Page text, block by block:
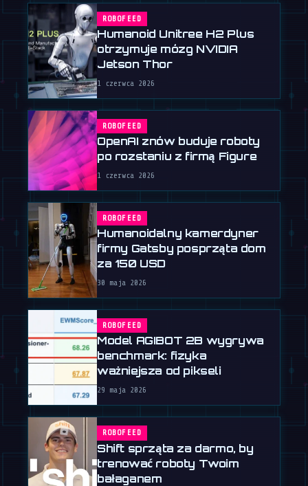
ROBOFEED
Humanoid Unitree H2 Plus
otrzymuje mózg NVIDIA
Jetson Thor
1 czerwca 2026
ROBOFEED
OpenAI znów buduje roboty
po rozstaniu z firmą Figure
1 czerwca 2026
ROBOFEED
Humanoidalny kamerdyner
firmy Gatsby posprząta dom
za 150 USD
30 maja 2026
ROBOFEED
Model AGIBOT 2B wygrywa
benchmark: fizyka
ważniejsza od pikseli
29 maja 2026
ROBOFEED
Shift sprząta za darmo, by
trenować roboty Twoim
bałaganem